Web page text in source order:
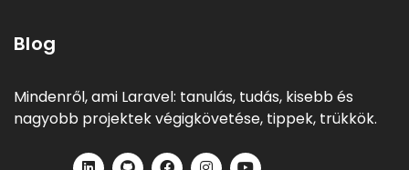
Blog
Mindenről, ami Laravel: tanulás, tudás, kisebb és
nagyobb projektek végigkövetése, tippek, trükkök.